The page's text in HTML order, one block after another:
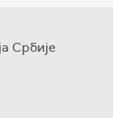
Србије